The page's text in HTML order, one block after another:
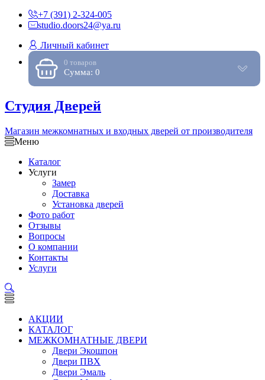
+7 (391) 2-324-005
studio.doors24@ya.ru
Личный кабинет
0 товаров
Сумма: 0
Студия Дверей
Магазин межкомнатных и входных дверей от производителя
Меню
Каталог
Услуги
Замер
Доставка
Установка дверей
Фото работ
Отзывы
Вопросы
О компании
Контакты
Услуги
АКЦИИ
КАТАЛОГ
МЕЖКОМНАТНЫЕ ДВЕРИ
Двери Экошпон
Двери ПВХ
Двери Эмаль